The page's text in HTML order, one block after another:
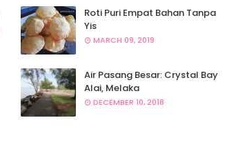
Roti Puri Empat Bahan Tanpa
Yis
MARCH 09, 2019
Air Pasang Besar: Crystal Bay
Alai, Melaka
DECEMBER 10, 2018